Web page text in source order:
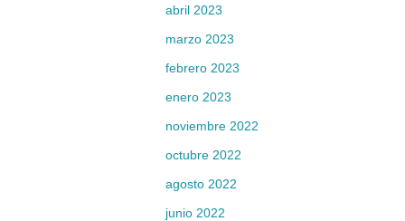
abril 2023
marzo 2023
febrero 2023
enero 2023
noviembre 2022
octubre 2022
agosto 2022
junio 2022